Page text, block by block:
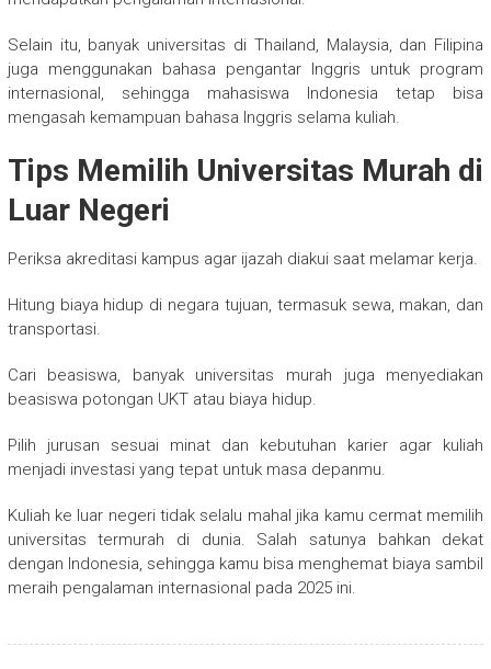
Selain itu, banyak universitas di Thailand, Malaysia, dan Filipina
juga menggunakan bahasa pengantar Inggris untuk program
internasional, sehingga mahasiswa Indonesia tetap bisa
mengasah kemampuan bahasa Inggris selama kuliah.
Tips Memilih Universitas Murah di
Luar Negeri
Periksa akreditasi kampus agar ijazah diakui saat melamar kerja.
Hitung biaya hidup di negara tujuan, termasuk sewa, makan, dan
transportasi.
Cari beasiswa, banyak universitas murah juga menyediakan
beasiswa potongan UKT atau biaya hidup.
Pilih jurusan sesuai minat dan kebutuhan karier agar kuliah
menjadi investasi yang tepat untuk masa depanmu.
Kuliah ke luar negeri tidak selalu mahal jika kamu cermat memilih
universitas termurah di dunia. Salah satunya bahkan dekat
dengan Indonesia, sehingga kamu bisa menghemat biaya sambil
meraih pengalaman internasional pada 2025 ini.